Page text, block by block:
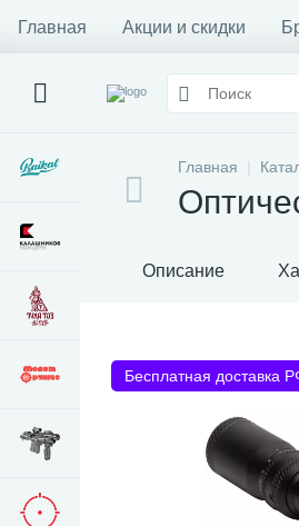
Главная Акции и скидки
Главная
Описание
Бесплатная доставка